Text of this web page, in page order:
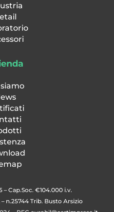
– Cap.Soc. €104.000 i.v.
n.25744 Trib. Busto Arsizio